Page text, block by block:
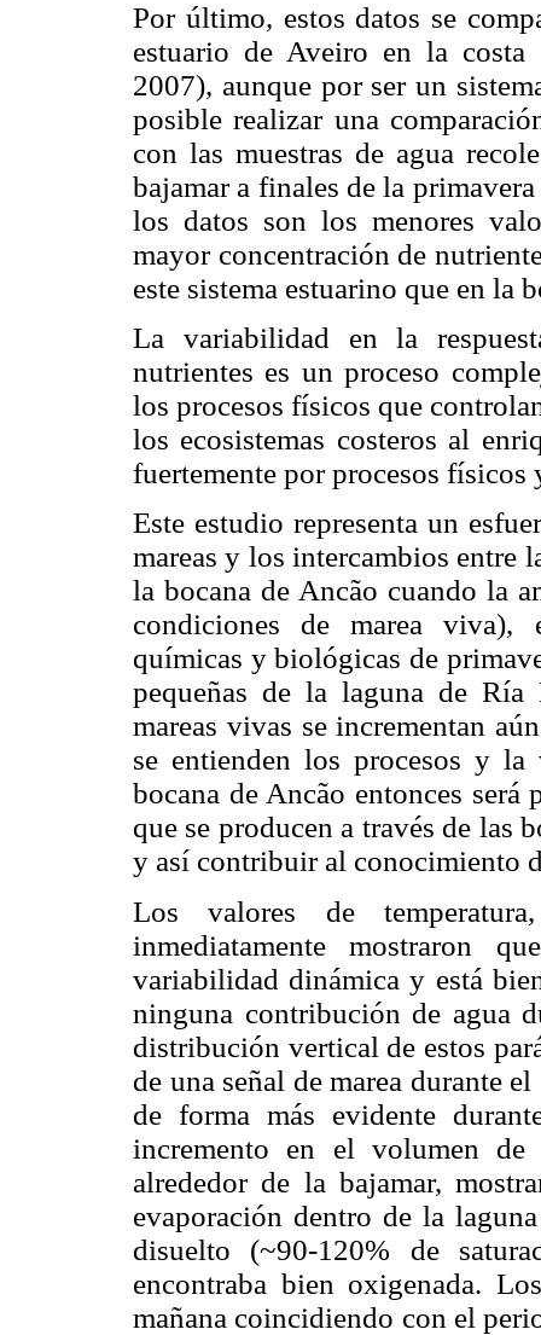
Por último, estos datos se
estuario de Aveiro en la
2007), aunque por ser un
posible realizar una
con las muestras de agua
bajamar a finales de la
los datos son los menores
mayor concentración de
este sistema estuarino que en la
La variabilidad en la
nutrientes es un proceso
los procesos físicos que
los ecosistemas costeros al
fuertemente por procesos físicos
Este estudio representa un
mareas y los intercambios entre
la bocana de Ancão cuando la
condiciones de marea viva),
químicas y biológicas de
pequeñas de la laguna de Ría
mareas vivas se incrementan
se entienden los procesos y
bocana de Ancão entonces
que se producen a través de las
y así contribuir al conocimiento
Los valores de
inmediatamente mostraron
variabilidad dinámica y está
ninguna contribución de agua
distribución vertical de estos
de una señal de marea durante
de forma más evidente
incremento en el volumen
alrededor de la bajamar,
evaporación dentro de la
disuelto (~90-120% de
encontraba bien oxigenada.
mañana coincidiendo con el